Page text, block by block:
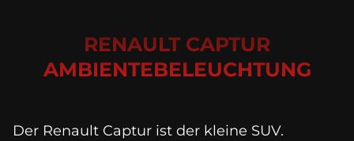
RENAULT CAPTUR
AMBIENTEBELEUCHTUNG
Der Renault Captur ist der kleine SUV.